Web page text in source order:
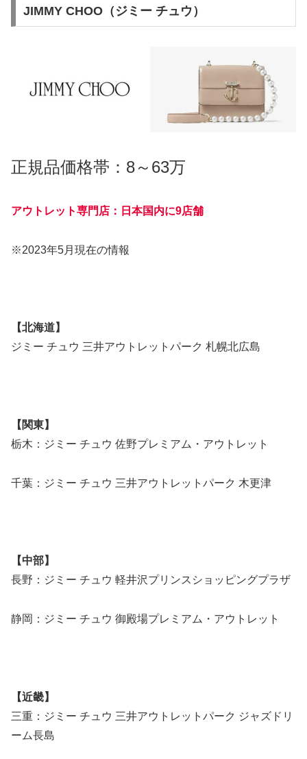
JIMMY CHOO（ジミー チュウ）
正規品価格帯：8～63万
アウトレット専門店：日本国内に9店舗
※2023年5月現在の情報
【北海道】
ジミー チュウ 三井アウトレットパーク 札幌北広島
【関東】
栃木：ジミー チュウ 佐野プレミアム・アウトレット
千葉：ジミー チュウ 三井アウトレットパーク 木更津
【中部】
長野：ジミー チュウ 軽井沢プリンスショッピングプラザ
静岡：ジミー チュウ 御殿場プレミアム・アウトレット
【近畿】
三重：ジミー チュウ 三井アウトレットパーク ジャズドリ
ーム長島